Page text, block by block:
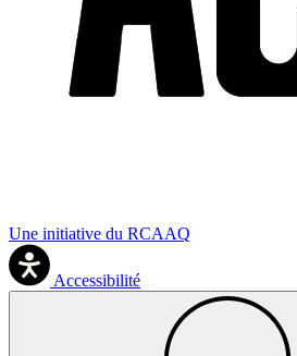
Une initiative du RCAAQ
Accessibilité